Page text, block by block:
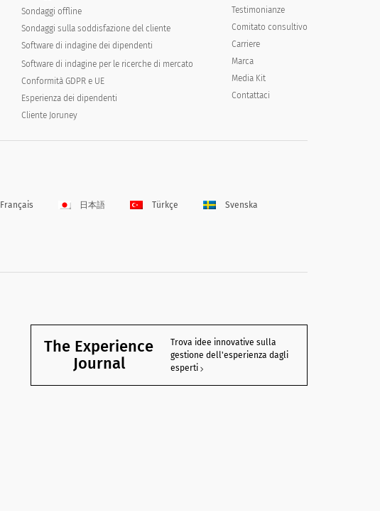
Sondaggi offline
Sondaggi sulla soddisfazione del cliente
Software di indagine dei dipendenti
Software di indagine per le ricerche di mercato
Conformità GDPR e UE
Esperienza dei dipendenti
Cliente Joruney
Testimonianze
Comitato consultivo
Carriere
Marca
Media Kit
Contattaci
Français 日本語 Türkçe Svenska
The Experience
Journal
Trova idee innovative sulla
gestione dell'esperienza dagli
esperti